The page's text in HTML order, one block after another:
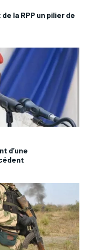
la RPP un pilier de
d’une